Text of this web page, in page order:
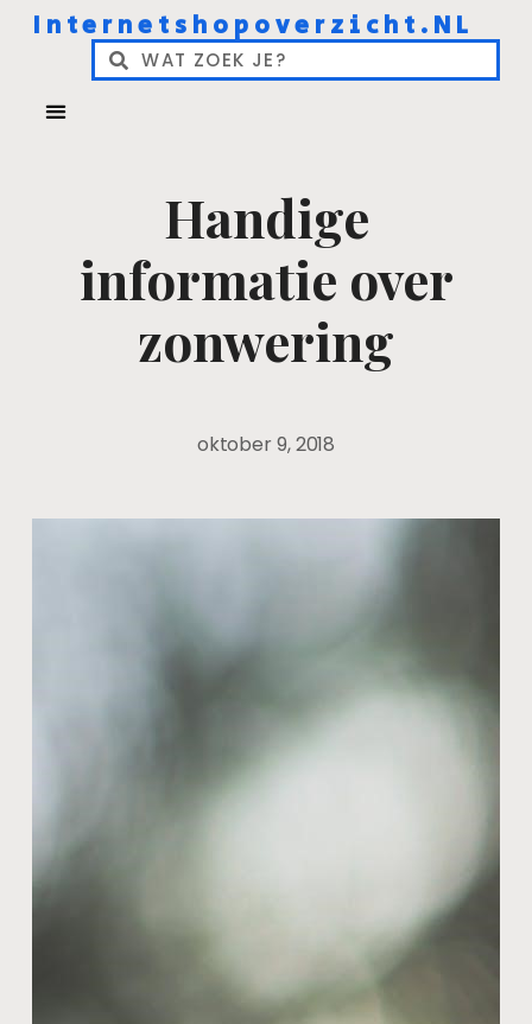
Internetshopoverzicht.NL
Handige
informatie over
zonwering
oktober 9, 2018